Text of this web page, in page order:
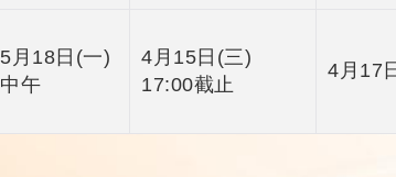
5月18日(一)
中午
4月15日(三)
17:00截止
4月17